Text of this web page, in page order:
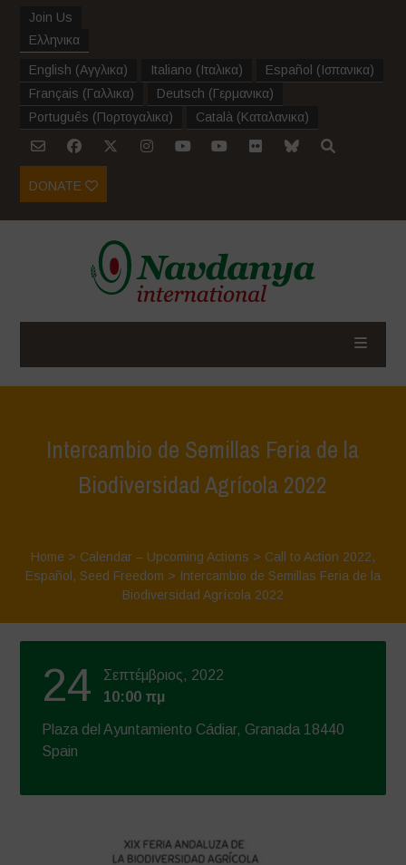
Join Us
Ελληνικα
English (Αγγλικα) Italiano (Ιταλικα) Español (Ισπανικα)
Français (Γαλλικα) Deutsch (Γερμανικα)
Português (Πορτογαλικα) Català (Καταλανικα)
DONATE
Intercambio de Semillas Feria de la
Biodiversidad Agrícola 2022
Home > Calendar – Upcoming Actions > Call to Action 2022,
Español , Seed Freedom > Intercambio de Semillas Feria de la
Biodiversidad Agrícola 2022
24
Σεπτέμβριος, 2022
10:00 πμ
Plaza del Ayuntamiento Cádiar, Granada 18440
Spain